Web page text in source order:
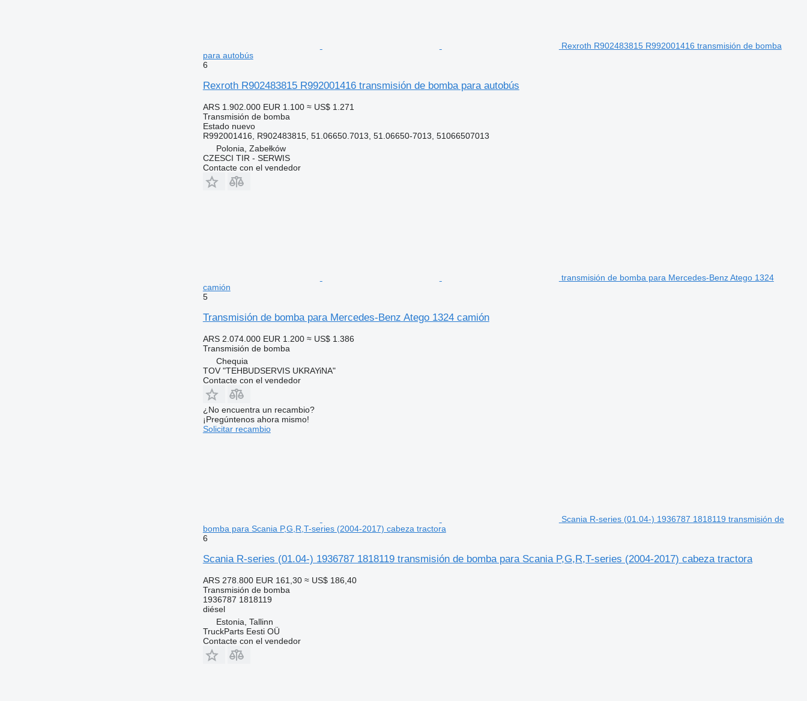
Rexroth R902483815 R992001416 transmisión de bomba
para autobús
6
Rexroth R902483815 R992001416 transmisión de bomba para autobús
ARS 1.902.000 EUR 1.100 ≈ US$ 1.271
Transmisión de bomba
Estadonuevo
R992001416, R902483815, 51.06650.7013, 51.06650-7013, 51066507013
Polonia, Zabełków
CZESCI TIR - SERWIS
Contacte con el vendedor
transmisión de bomba para Mercedes-Benz Atego 1324
camión
5
Transmisión de bomba para Mercedes-Benz Atego 1324 camión
ARS 2.074.000 EUR 1.200 ≈ US$ 1.386
Transmisión de bomba
Chequia
TOV "TEHBUDSERVIS UKRAYiNA"
Contacte con el vendedor
¿No encuentra un recambio?
¡Pregúntenos ahora mismo!
Solicitar recambio
Scania R-series (01.04-) 1936787 1818119 transmisión de
bomba para Scania P,G,R,T-series (2004-2017) cabeza tractora
6
Scania R-series (01.04-) 1936787 1818119 transmisión de bomba para Scania P,G,R,T-series (2004-2017) cabeza tractora
ARS 278.800 EUR 161,30 ≈ US$ 186,40
Transmisión de bomba
1936787 1818119
diésel
Estonia, Tallinn
TruckParts Eesti OÜ
Contacte con el vendedor